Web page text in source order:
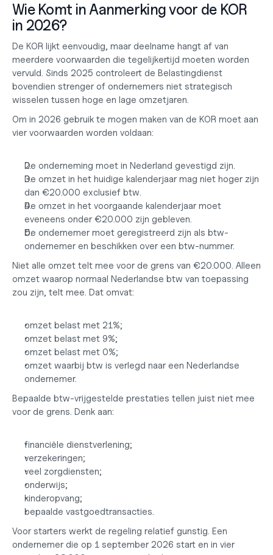
Wie Komt in Aanmerking voor de KOR
in 2026?
De KOR lijkt eenvoudig, maar deelname hangt af van
meerdere voorwaarden die tegelijkertijd moeten worden
vervuld. Sinds 2025 controleert de Belastingdienst
bovendien strenger of ondernemers niet strategisch
wisselen tussen hoge en lage omzetjaren.
Om in 2026 gebruik te mogen maken van de KOR moet aan
vier voorwaarden worden voldaan:
De onderneming moet in Nederland gevestigd zijn.
De omzet in het huidige kalenderjaar mag niet hoger zijn
dan €20.000 exclusief btw.
De omzet in het voorgaande kalenderjaar moet
eveneens onder €20.000 zijn gebleven.
De ondernemer moet geregistreerd zijn als btw-
ondernemer en beschikken over een btw-nummer.
Niet alle omzet telt mee voor de grens van €20.000. Alleen
omzet waarop normaal Nederlandse btw van toepassing
zou zijn, telt mee. Dat omvat:
omzet belast met 21%;
omzet belast met 9%;
omzet belast met 0%;
omzet waarbij btw is verlegd naar een Nederlandse
ondernemer.
Bepaalde btw-vrijgestelde prestaties tellen juist niet mee
voor de grens. Denk aan:
financiële dienstverlening;
verzekeringen;
veel zorgdiensten;
onderwijs;
kinderopvang;
bepaalde vastgoedtransacties.
Voor starters werkt de regeling relatief gunstig. Een
ondernemer die op 1 september 2026 start en in vier